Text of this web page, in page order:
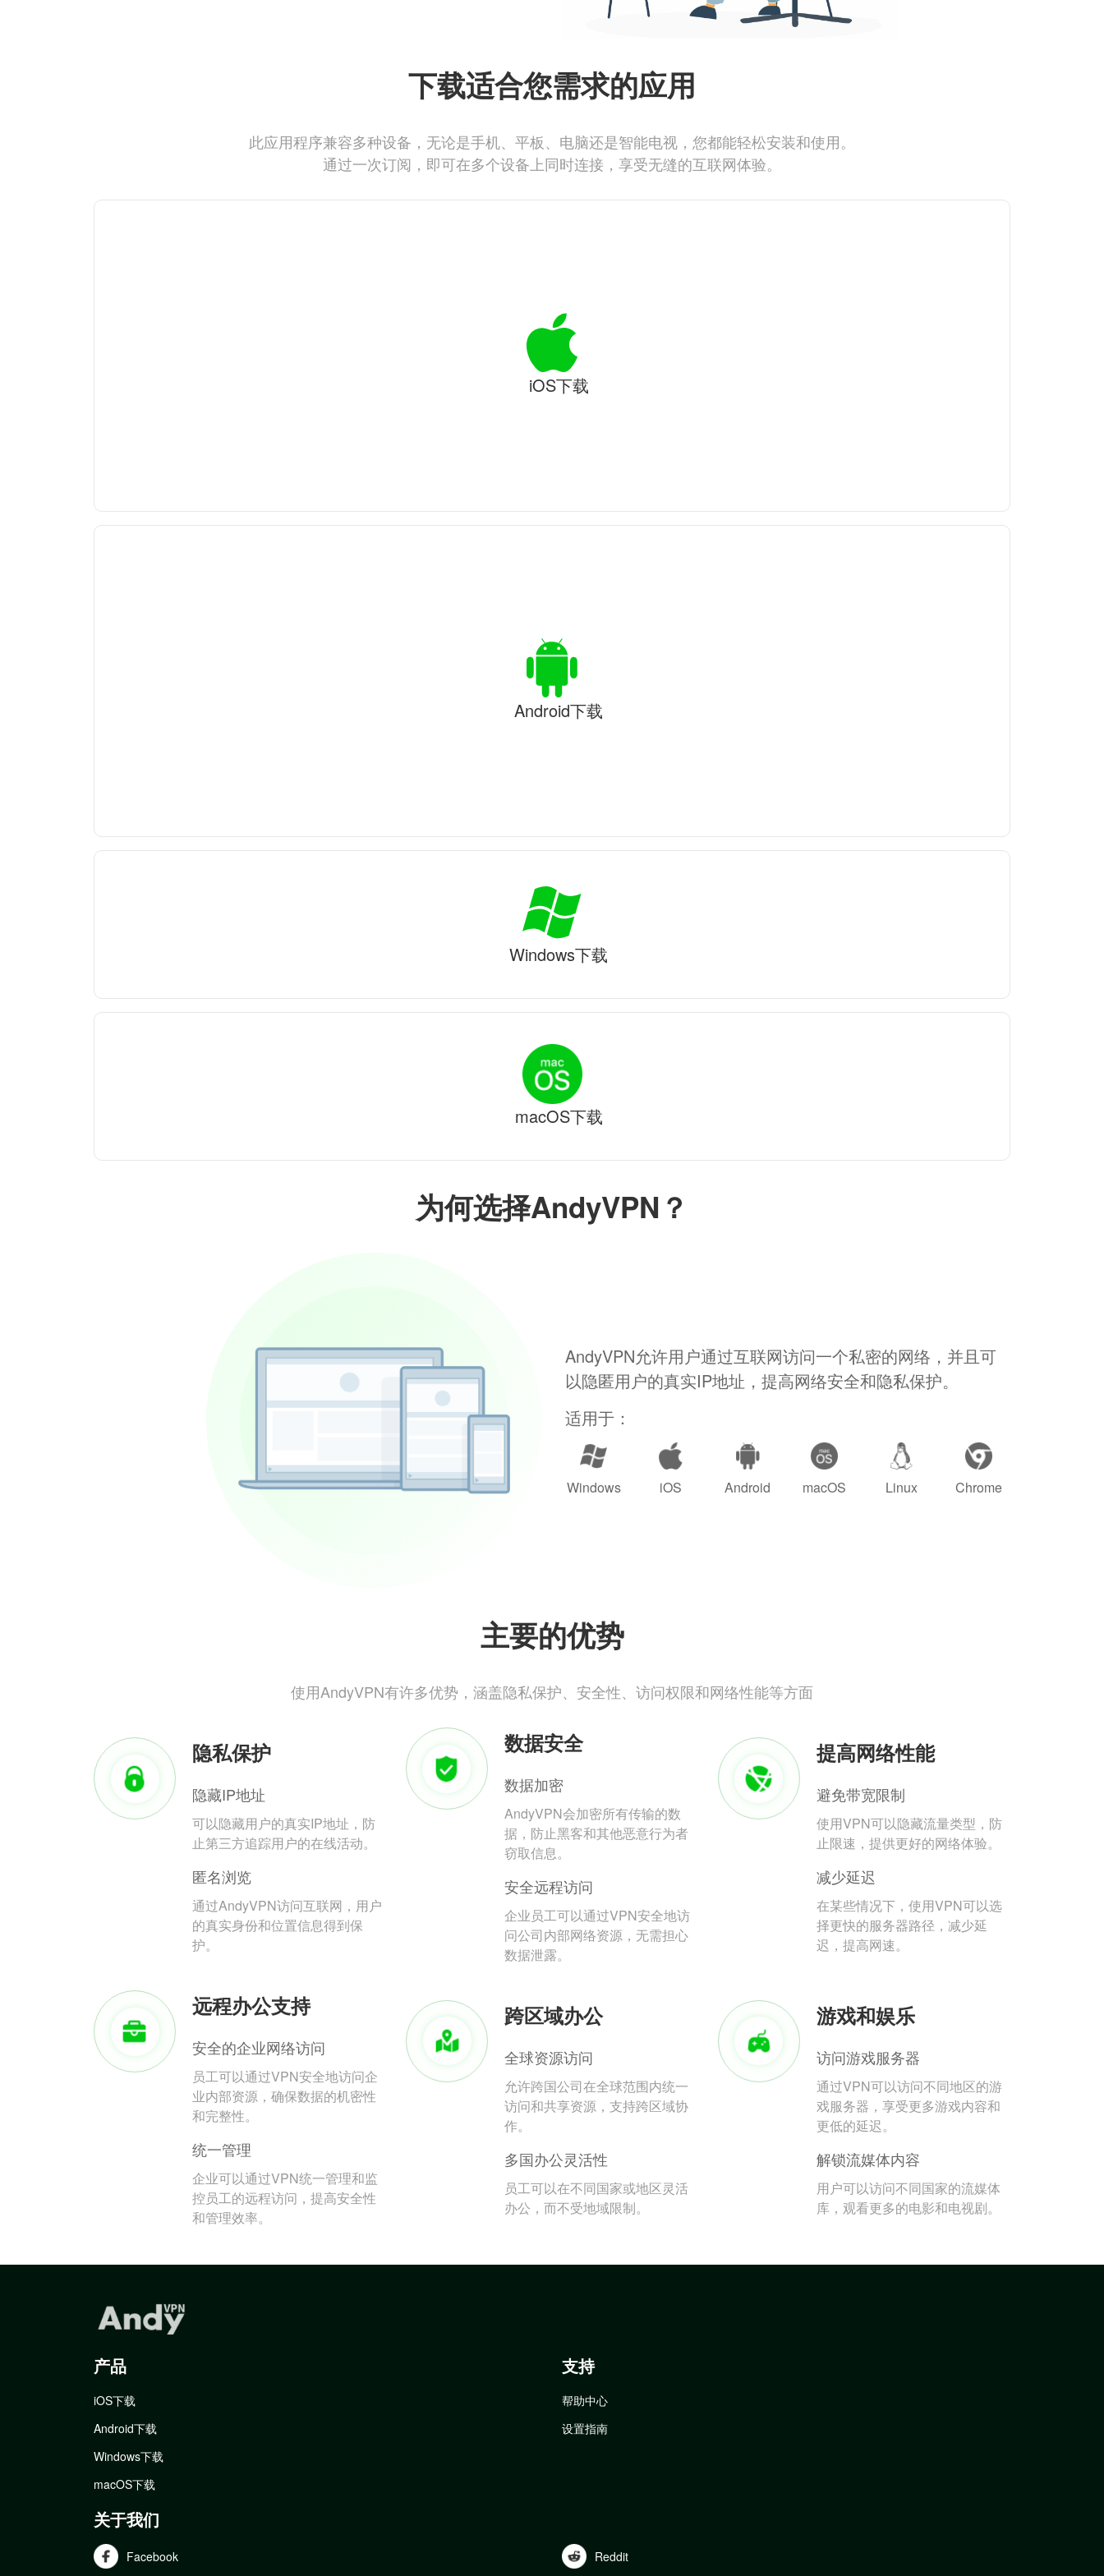
为何选择AndyVPN？
AndyVPN允许用户通过互联网访问一个私密的网络，并且可
以隐匿用户的真实IP地址，提高网络安全和隐私保护。
适用于：
Windows iOS Android macOS Linux Chrome
主要的优势
使用AndyVPN有许多优势，涵盖隐私保护、安全性、访问权限和网络性能等方面
隐私保护
隐藏IP地址
可以隐藏用户的真实IP地址，防
止第三方追踪用户的在线活动。
匿名浏览
通过AndyVPN访问互联网，用户
的真实身份和位置信息得到保
护。
数据安全
数据加密
AndyVPN会加密所有传输的数
据，防止黑客和其他恶意行为者
窃取信息。
安全远程访问
企业员工可以通过VPN安全地访
问公司内部网络资源，无需担心
数据泄露。
提高网络性能
避免带宽限制
使用VPN可以隐藏流量类型，防
止限速，提供更好的网络体验。
减少延迟
在某些情况下，使用VPN可以选
择更快的服务器路径，减少延
迟，提高网速。
远程办公支持
安全的企业网络访问
员工可以通过VPN安全地访问企
业内部资源，确保数据的机密性
和完整性。
统一管理
企业可以通过VPN统一管理和监
控员工的远程访问，提高安全性
和管理效率。
跨区域办公
全球资源访问
允许跨国公司在全球范围内统一
访问和共享资源，支持跨区域协
作。
多国办公灵活性
员工可以在不同国家或地区灵活
办公，而不受地域限制。
游戏和娱乐
访问游戏服务器
通过VPN可以访问不同地区的游
戏服务器，享受更多游戏内容和
更低的延迟。
解锁流媒体内容
用户可以访问不同国家的流媒体
库，观看更多的电影和电视剧。
下载适合您需求的应用
此应用程序兼容多种设备，无论是手机、平板、电脑还是智能电视，您都能轻松安装和使用。
通过一次订阅，即可在多个设备上同时连接，享受无缝的互联网体验。
iOS下载
Android下载
Windows下载
macOS下载
产品
iOS下载
Android下载
Windows下载
macOS下载
支持
帮助中心
设置指南
关于我们
Facebook Reddit